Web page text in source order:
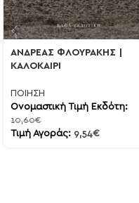
ΑΝΔΡΕΑΣ ΦΛΟΥΡΑΚΗΣ |
ΚΑΛΟΚΑΙΡΙ
ΠΟΙΗΣΗ
Ονομαστική Τιμή Εκδότη:
10,60€
Τιμή Αγοράς: 9,54€